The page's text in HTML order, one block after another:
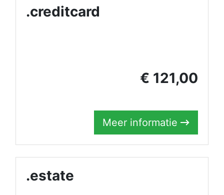
.creditcard
€ 121,00
Meer informatie
.estate